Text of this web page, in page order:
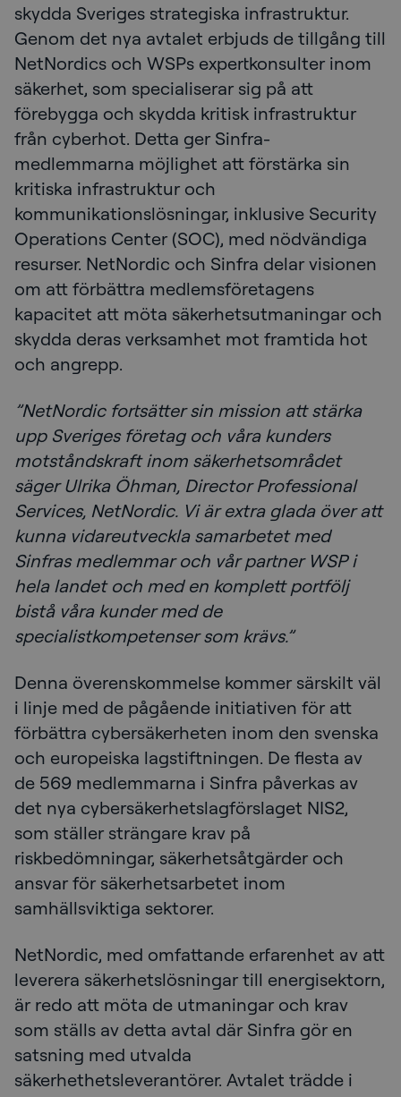
skydda Sveriges strategiska infrastruktur.
Genom det nya avtalet erbjuds de tillgång till
NetNordics och WSPs expertkonsulter inom
säkerhet, som specialiserar sig på att
förebygga och skydda kritisk infrastruktur
från cyberhot. Detta ger Sinfra-
medlemmarna möjlighet att förstärka sin
kritiska infrastruktur och
kommunikationslösningar, inklusive Security
Operations Center (SOC), med nödvändiga
resurser. NetNordic och Sinfra delar visionen
om att förbättra medlemsföretagens
kapacitet att möta säkerhetsutmaningar och
skydda deras verksamhet mot framtida hot
och angrepp.
”NetNordic fortsätter sin mission att stärka
upp Sveriges företag och våra kunders
motståndskraft inom säkerhetsområdet
säger Ulrika Öhman, Director Professional
Services, NetNordic. Vi är extra glada över att
kunna vidareutveckla samarbetet med
Sinfras medlemmar och vår partner WSP i
hela landet och med en komplett portfölj
bistå våra kunder med de
specialistkompetenser som krävs.”
Denna överenskommelse kommer särskilt väl
i linje med de pågående initiativen för att
förbättra cybersäkerheten inom den svenska
och europeiska lagstiftningen. De flesta av
de 569 medlemmarna i Sinfra påverkas av
det nya cybersäkerhetslagförslaget NIS2,
som ställer strängare krav på
riskbedömningar, säkerhetsåtgärder och
ansvar för säkerhetsarbetet inom
samhällsviktiga sektorer.
NetNordic, med omfattande erfarenhet av att
leverera säkerhetslösningar till energisektorn,
är redo att möta de utmaningar och krav
som ställs av detta avtal där Sinfra gör en
satsning med utvalda
säkerhethetsleverantörer. Avtalet trädde i